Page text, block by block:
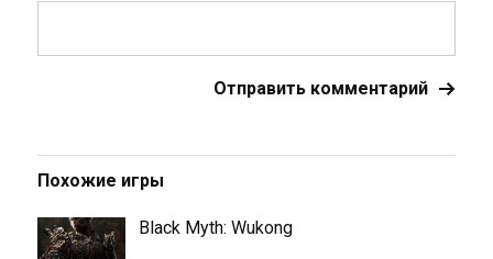
Похожие игры
Black Myth: Wukong